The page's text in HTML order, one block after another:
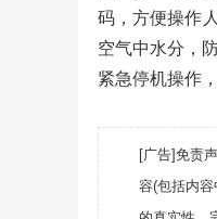
码，方便操作
空气中水分，
紧急停机操作
[广告]免责
容(包括内